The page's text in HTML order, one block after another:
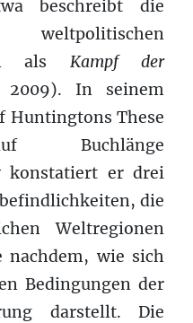
beschreibt die
als Kampf der
2009). In seinem
Huntingtons These
Buchlänge
konstatiert er drei
die
Weltregionen
wie sich
Bedingungen der
darstellt. Die